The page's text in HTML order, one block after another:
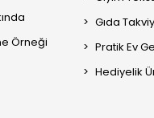
Örneği
Gıda
Pratik Ev
Hediyelik